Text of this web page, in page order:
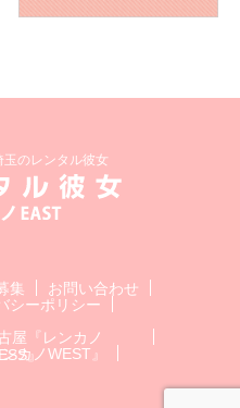
のレンタル彼女
集
お問い合わせ
シーポリシー
屋『レンカノ
』
カノWEST』